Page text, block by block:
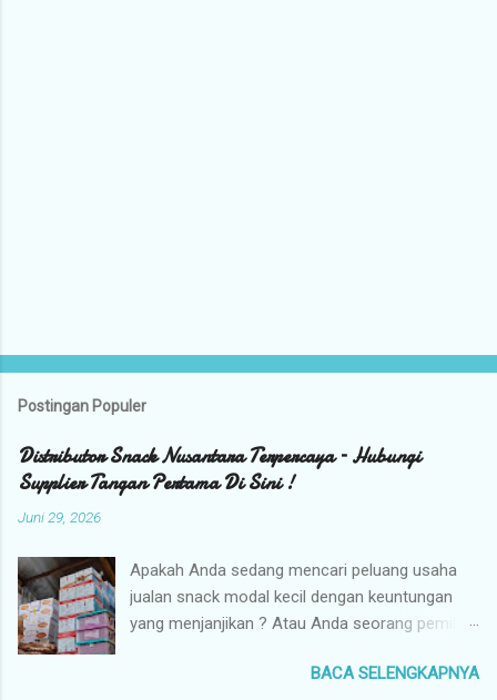
Postingan Populer
Distributor Snack Nusantara Terpercaya – Hubungi
Supplier Tangan Pertama Di Sini !
Juni 29, 2026
Apakah Anda sedang mencari peluang usaha
jualan snack modal kecil dengan keuntungan
yang menjanjikan ? Atau Anda seorang pemilik
tangan pertama dengan harga grosir camilan
BACA SELENGKAPNYA